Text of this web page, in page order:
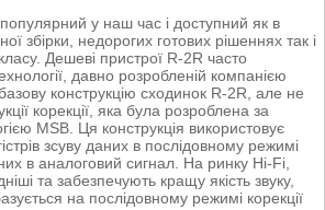
у наш час і доступний як в
збірки, недорогих готових рішеннях так і
Дешеві пристрої R-2R часто
давно розробленій компанією
конструкцію сходинок R-2R, але не
корекції, яка була розроблена за
MSB. Ця конструкція використовує
зсуву даних в послідовному режимі
в аналоговий сигнал. На ринку Hi-Fi,
та забезпечують кращу якість звуку,
на послідовному режимі корекції